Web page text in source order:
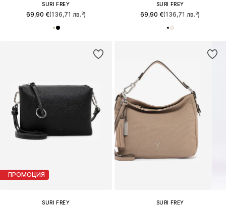
SURI FREY
69,90 €(136,71 лв.³)
SURI FREY
69,90 €(136,71 лв.³)
ПРОМОЦИЯ
SURI FREY SURI FREY